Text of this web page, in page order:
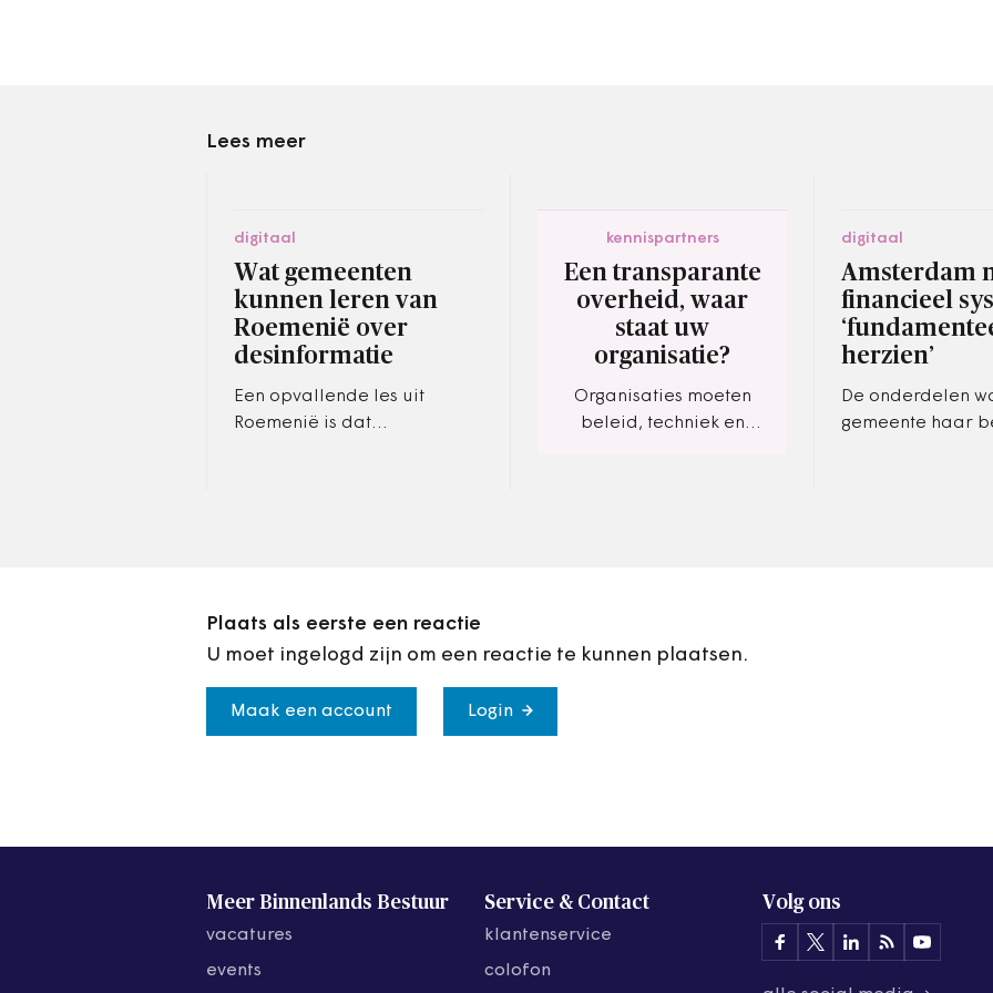
Lees meer
digitaal
Wat gemeenten
kunnen leren van
Roemenië over
desinformatie
Een opvallende les uit
Roemenië is dat
kennispartners
Een transparante
overheid, waar
staat uw
organisatie?
Organisaties moeten
beleid, techniek en
digitaal
Amsterdam
financieel
herzien’
De onderdelen
gemeente haar
Plaats als eerste een reactie
U moet ingelogd zijn om een reactie te kunnen plaatsen.
Maak een account Login
Meer Binnenlands Bestuur
vacatures
events
Service & Contact
klantenservice
colofon
Volg ons